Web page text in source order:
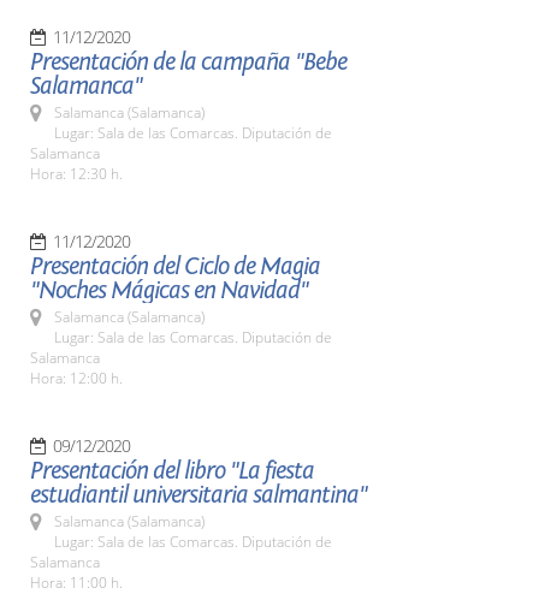
11/12/2020
Presentación de la campaña "Bebe
Salamanca"
Salamanca (Salamanca)
Lugar: Sala de las Comarcas. Diputación de
Salamanca
Hora: 12:30 h.
11/12/2020
Presentación del Ciclo de Magia
"Noches Mágicas en Navidad"
Salamanca (Salamanca)
Lugar: Sala de las Comarcas. Diputación de
Salamanca
Hora: 12:00 h.
09/12/2020
Presentación del libro "La fiesta
estudiantil universitaria salmantina"
Salamanca (Salamanca)
Lugar: Sala de las Comarcas. Diputación de
Salamanca
Hora: 11:00 h.